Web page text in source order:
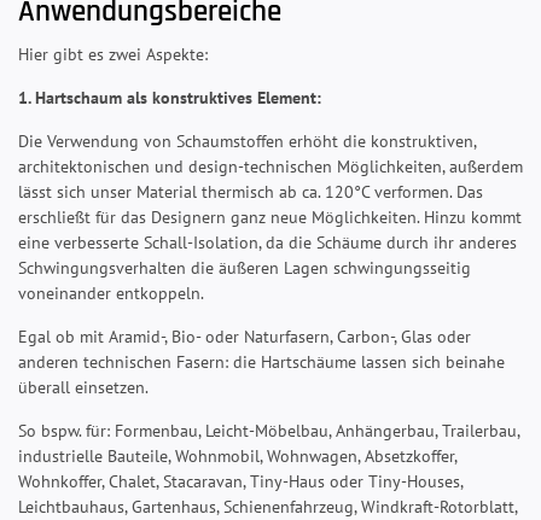
Anwendungsbereiche
Hier gibt es zwei Aspekte:
1. Hartschaum als konstruktives Element:
Die Verwendung von Schaumstoffen erhöht die konstruktiven,
architektonischen und design-technischen Möglichkeiten, außerdem
lässt sich unser Material thermisch ab ca. 120°C verformen. Das
erschließt für das Designern ganz neue Möglichkeiten. Hinzu kommt
eine verbesserte Schall-Isolation, da die Schäume durch ihr anderes
Schwingungsverhalten die äußeren Lagen schwingungsseitig
voneinander entkoppeln.
Egal ob mit Aramid-, Bio- oder Naturfasern, Carbon-, Glas oder
anderen technischen Fasern: die Hartschäume lassen sich beinahe
überall einsetzen.
So bspw. für: Formenbau, Leicht-Möbelbau, Anhängerbau, Trailerbau,
industrielle Bauteile, Wohnmobil, Wohnwagen, Absetzkoffer,
Wohnkoffer, Chalet, Stacaravan, Tiny-Haus oder Tiny-Houses,
Leichtbauhaus, Gartenhaus, Schienenfahrzeug, Windkraft-Rotorblatt,